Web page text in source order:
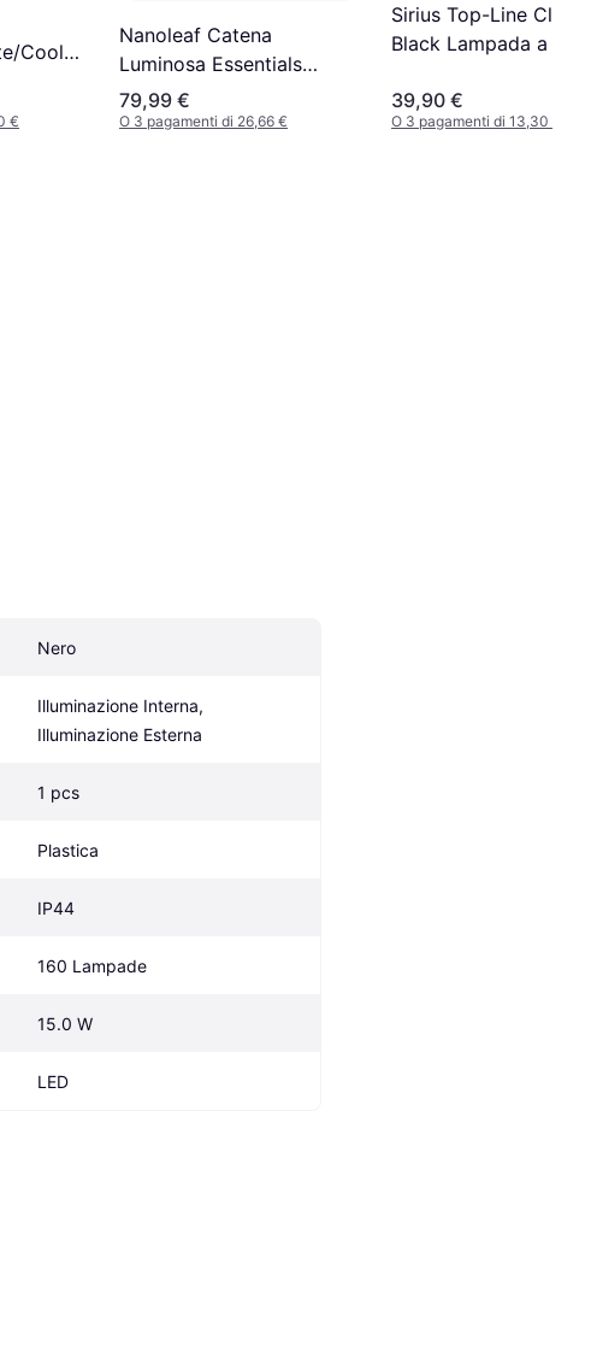
Cool
€
Nanoleaf Catena
Luminosa Essentials
Matter 15m Lampada a
Corda 20 Lampade
79,99 €
O 3 pagamenti di 26,66 €
Sirius Top-Line
Black Lampada a
39,90 €
O 3 pagamenti di 13,30 €
Nero
Illuminazione Interna,
Illuminazione Esterna
1 pcs
Plastica
IP44
160 Lampade
15.0 W
LED